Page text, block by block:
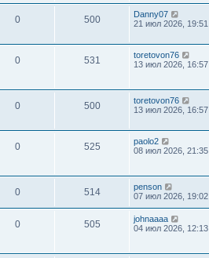
0 500
Danny07
21 июл 2026, 19:51
0 531
toretovon76
13 июл 2026, 16:57
0 500
toretovon76
13 июл 2026, 16:57
0 525
paolo2
08 июл 2026, 21:35
0 514
penson
07 июл 2026, 19:02
0 505
johnaaaa
04 июл 2026, 12:13